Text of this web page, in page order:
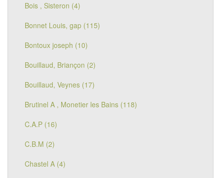
Bois , Sisteron (4)
Bonnet Louis, gap (115)
Bontoux joseph (10)
Bouillaud, Briançon (2)
Bouillaud, Veynes (17)
Brutinel A , Monetier les Bains (118)
C.A.P (16)
C.B.M (2)
Chastel A (4)